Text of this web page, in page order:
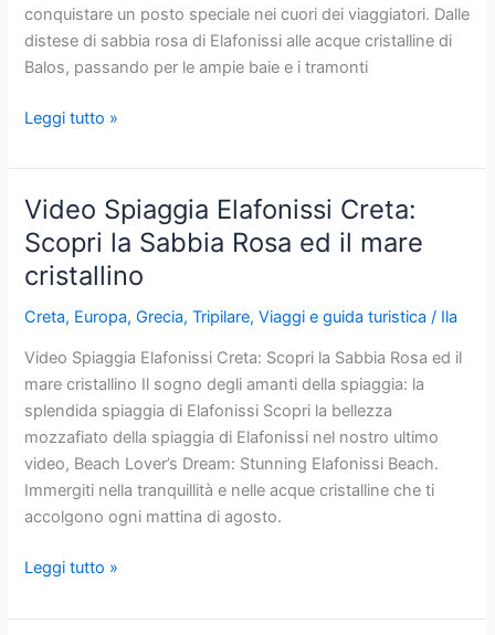
conquistare un posto speciale nei cuori dei viaggiatori. Dalle
distese di sabbia rosa di Elafonissi alle acque cristalline di
Balos, passando per le ampie baie e i tramonti
Spiagge
Mappa:
La
Guida
Interattiva
ai
Costieri
con
Video
Leggi tutto »
Video Spiaggia Elafonissi Creta:
Scopri la Sabbia Rosa ed il mare
cristallino
Creta, Europa,Grecia,Tripilare,Viaggi e guida turistica / Ila
Video Spiaggia Elafonissi Creta: Scopri la Sabbia Rosa ed il
mare cristallino Il sogno degli amanti della spiaggia: la
splendida spiaggia di Elafonissi Scopri la bellezza
mozzafiato della spiaggia di Elafonissi nel nostro ultimo
video, Beach Lover’s Dream: Stunning Elafonissi Beach.
Immergiti nella tranquillità e nelle acque cristalline che ti
accolgono ogni mattina di agosto.
Video
Elafonissi
Leggi tutto »